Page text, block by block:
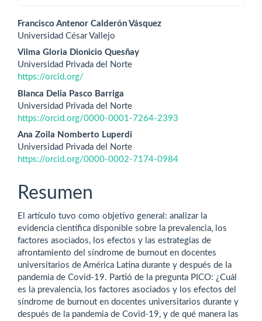
Contenido
principal
del
artículo
Francisco Antenor Calderón Vásquez
Universidad César Vallejo
Vilma Gloria Dionicio Quesñay
Universidad Privada del Norte
https://orcid.org/
Blanca Delia Pasco Barriga
Universidad Privada del Norte
https://orcid.org/0000-0001-7264-2393
Ana Zoila Nomberto Luperdi
Universidad Privada del Norte
https://orcid.org/0000-0002-7174-0984
Resumen
El artículo tuvo como objetivo general: analizar la
evidencia científica disponible sobre la prevalencia, los
factores asociados, los efectos y las estrategias de
afrontamiento del síndrome de burnout en docentes
universitarios de América Latina durante y después de la
pandemia de Covid-19. Partió de la pregunta PICO: ¿Cuál
es la prevalencia, los factores asociados y los efectos del
síndrome de burnout en docentes universitarios durante y
después de la pandemia de Covid-19, y de qué manera las